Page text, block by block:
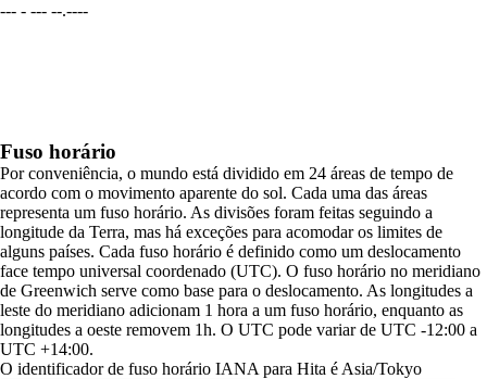
--- - --- --.----
Fuso horário
Por conveniência, o mundo está dividido em 24 áreas de tempo de
acordo com o movimento aparente do sol. Cada uma das áreas
representa um fuso horário. As divisões foram feitas seguindo a
longitude da Terra, mas há exceções para acomodar os limites de
alguns países. Cada fuso horário é definido como um deslocamento
face tempo universal coordenado (UTC). O fuso horário no meridiano
de Greenwich serve como base para o deslocamento. As longitudes a
leste do meridiano adicionam 1 hora a um fuso horário, enquanto as
longitudes a oeste removem 1h. O UTC pode variar de UTC -12:00 a
UTC +14:00.
O identificador de fuso horário IANA para Hita é Asia/Tokyo